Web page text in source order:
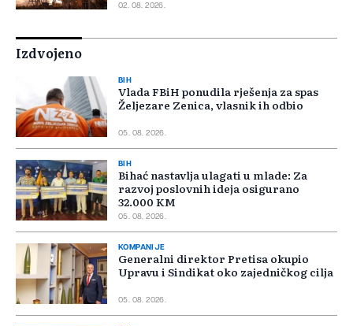
02. 08. 2026.
Izdvojeno
BIH
Vlada FBiH ponudila rješenja za spas
Željezare Zenica, vlasnik ih odbio
05. 08. 2026.
BIH
Bihać nastavlja ulagati u mlade: Za
razvoj poslovnih ideja osigurano
32.000 KM
05. 08. 2026.
KOMPANIJE
Generalni direktor Pretisa okupio
Upravu i Sindikat oko zajedničkog cilja
05. 08. 2026.